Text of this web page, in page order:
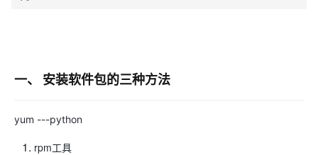
一、 安装软件包的三种方法
yum ---python
rpm工具